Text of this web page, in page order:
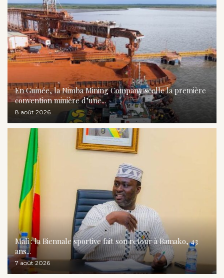
En Guinée, la Nimba Mining Company scelle la première
convention minière d’une...
8 août 2026
Mali : la Biennale sportive fait son retour à Bamako, 43
ans...
7 août 2026